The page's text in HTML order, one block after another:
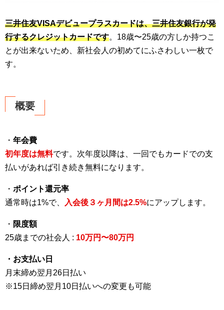
三井住友VISAデビュープラスカードは、三井住友銀行が発
行するクレジットカードです。18歳〜25歳の方しか持つこ
とが出来ないため、新社会人の初めてにふさわしい一枚で
す。
概要
・ 年会費
初年度は無料です。次年度以降は、一回でもカードでの支
払いがあれば引き続き無料になります。
・ ポイント還元率
通常時は1%で、
入会後３ヶ月間は2.5%にアップします。
・ 限度額
25歳までの社会人 : 10万円〜80万円
・お支払い日
月末締め翌月26日払い
※15日締め翌月10日払いへの変更も可能